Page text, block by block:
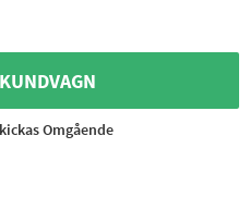
Omgående